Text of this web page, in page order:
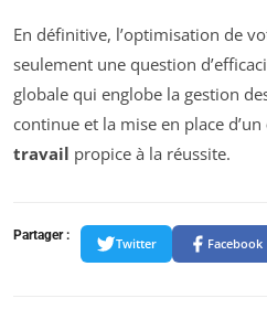
En définitive, l’optimisation de
seulement une question
globale qui englobe la gestion
continue et la mise en place d’un
travail propice à la réussite.
Partager :
Twitter Facebook